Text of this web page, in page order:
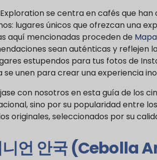
se centra en cafés que
lugares únicos que ofrezcan una
aquí mencionadas proceden de
sean auténticas y reflejen
estupendos para tus fotos de
se unen para crear una experiencia
con nosotros en esta guía de los
sino por su popularidad entre
originales, seleccionados por su
니언 안국 (Cebolla